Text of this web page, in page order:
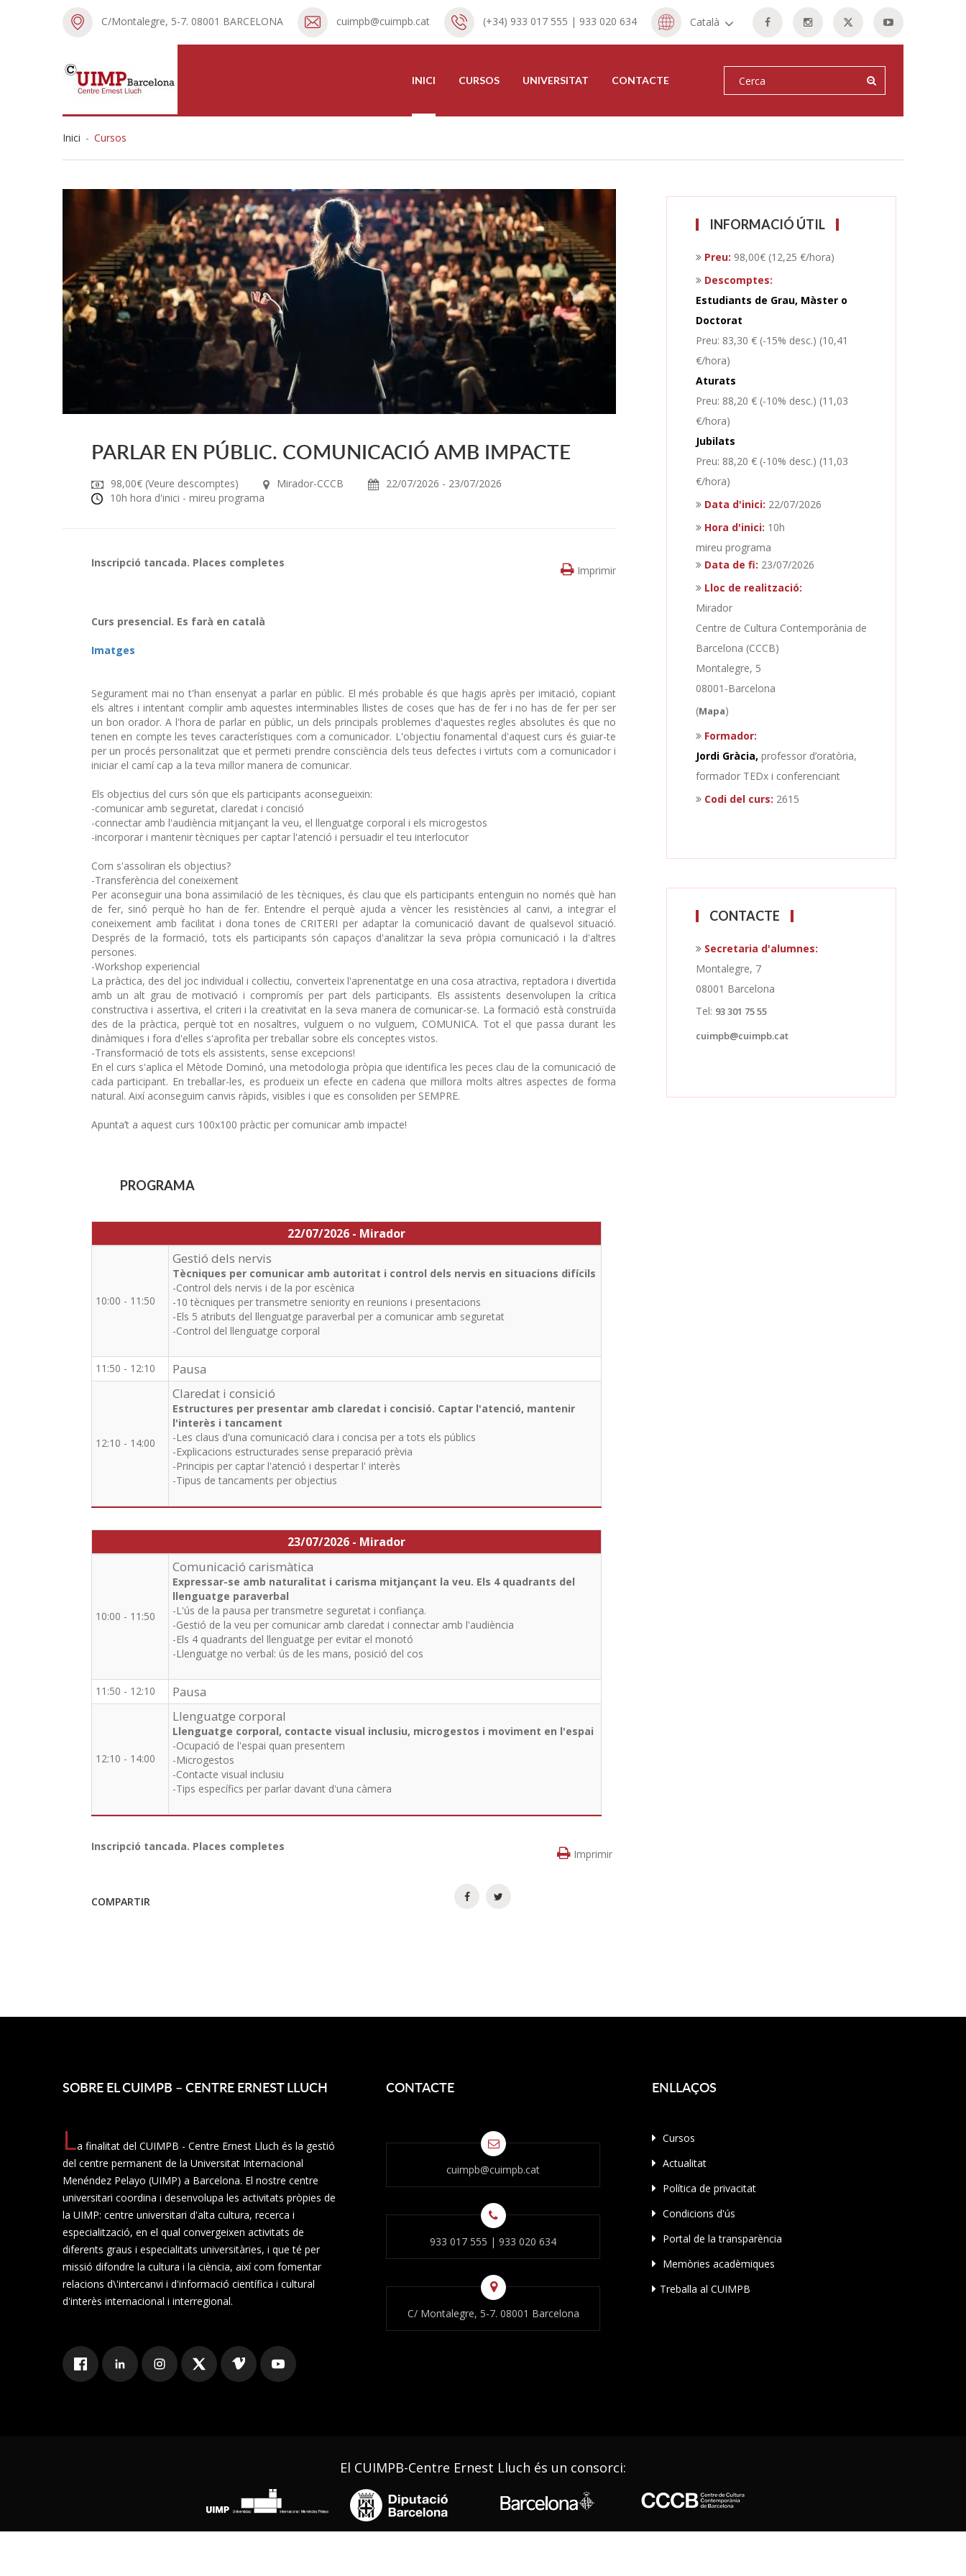
C/Montalegre, 5-7. 08001 BARCELONA cuimpb@cuimpb.cat (+34) 933 017 555 | 933 020 634 Català
INICI CURSOS UNIVERSITAT CONTACTE
Inici - Cursos
PARLAR EN PÚBLIC. COMUNICACIÓ AMB IMPACTE
98,00€ (Veure descomptes) Mirador-CCCB
22/07/2026 - 23/07/2026
10h hora d'inici - mireu programa
Inscripció tancada. Places completes
Imprimir
Curs presencial. Es farà en català
Imatges
Segurament mai no t'han ensenyat a parlar en públic. El més probable és que hagis après per imitació, copiant
els altres i intentant complir amb aquestes interminables llistes de coses que has de fer i no has de fer per ser
un bon orador. A l'hora de parlar en públic, un dels principals problemes d'aquestes regles absolutes és que no
tenen en compte les teves característiques com a comunicador. L'objectiu fonamental d'aquest curs és guiar-te
per un procés personalitzat que et permeti prendre consciència dels teus defectes i virtuts com a comunicador i
iniciar el camí cap a la teva millor manera de comunicar.
Els objectius del curs són que els participants aconsegueixin:
-comunicar amb seguretat, claredat i concisió
-connectar amb l'audiència mitjançant la veu, el llenguatge corporal i els microgestos
-incorporar i mantenir tècniques per captar l'atenció i persuadir el teu interlocutor
Com s'assoliran els objectius?
-Transferència del coneixement
Per aconseguir una bona assimilació de les tècniques, és clau que els participants entenguin no només què han
de fer, sinó perquè ho han de fer. Entendre el perquè ajuda a vèncer les resistències al canvi, a integrar el
coneixement amb facilitat i dona tones de CRITERI per adaptar la comunicació davant de qualsevol situació.
Després de la formació, tots els participants són capaços d'analitzar la seva pròpia comunicació i la d'altres
persones.
-Workshop experiencial
La pràctica, des del joc individual i col·lectiu, converteix l'aprenentatge en una cosa atractiva, reptadora i divertida
amb un alt grau de motivació i compromís per part dels participants. Els assistents desenvolupen la crítica
constructiva i assertiva, el criteri i la creativitat en la seva manera de comunicar-se. La formació està construïda
des de la pràctica, perquè tot en nosaltres, vulguem o no vulguem, COMUNICA. Tot el que passa durant les
dinàmiques i fora d'elles s'aprofita per treballar sobre els conceptes vistos.
-Transformació de tots els assistents, sense excepcions!
En el curs s'aplica el Mètode Dominó, una metodologia pròpia que identifica les peces clau de la comunicació de
cada participant. En treballar-les, es produeix un efecte en cadena que millora molts altres aspectes de forma
natural. Així aconseguim canvis ràpids, visibles i que es consoliden per SEMPRE.
Apunta’t a aquest curs 100x100 pràctic per comunicar amb impacte!
PROGRAMA
22/07/2026 - Mirador
10:00 - 11:50
Gestió dels nervis
Tècniques per comunicar amb autoritat i control dels nervis en situacions difícils
-Control dels nervis i de la por escènica
-10 tècniques per transmetre seniority en reunions i presentacions
-Els 5 atributs del llenguatge paraverbal per a comunicar amb seguretat
-Control del llenguatge corporal
11:50 - 12:10 Pausa
12:10 - 14:00
Claredat i consició
Estructures per presentar amb claredat i concisió. Captar l'atenció, mantenir
l'interès i tancament
-Les claus d'una comunicació clara i concisa per a tots els públics
-Explicacions estructurades sense preparació prèvia
-Principis per captar l'atenció i despertar l' interès
-Tipus de tancaments per objectius
23/07/2026 - Mirador
10:00 - 11:50
Comunicació carismàtica
Expressar-se amb naturalitat i carisma mitjançant la veu. Els 4 quadrants del
llenguatge paraverbal
-L'ús de la pausa per transmetre seguretat i confiança.
-Gestió de la veu per comunicar amb claredat i connectar amb l'audiència
-Els 4 quadrants del llenguatge per evitar el monotó
-Llenguatge no verbal: ús de les mans, posició del cos
11:50 - 12:10 Pausa
12:10 - 14:00
Llenguatge corporal
Llenguatge corporal, contacte visual inclusiu, microgestos i moviment en l'espai
-Ocupació de l'espai quan presentem
-Microgestos
-Contacte visual inclusiu
-Tips específics per parlar davant d'una càmera
Inscripció tancada. Places completes
Imprimir
COMPARTIR
INFORMACIÓ ÚTIL
Preu: 98,00€ (12,25 €/hora)
Descomptes:
Estudiants de Grau, Màster o
Doctorat
Preu: 83,30 € (-15% desc.) (10,41
€/hora)
Aturats
Preu: 88,20 € (-10% desc.) (11,03
€/hora)
Jubilats
Preu: 88,20 € (-10% desc.) (11,03
€/hora)
Data d'inici: 22/07/2026
Hora d'inici: 10h
mireu programa
Data de fi: 23/07/2026
Lloc de realització:
Mirador
Centre de Cultura Contemporània de
Barcelona (CCCB)
Montalegre, 5
08001-Barcelona
(Mapa)
Formador:
Jordi Gràcia, professor d’oratòria,
formador TEDx i conferenciant
Codi del curs: 2615
CONTACTE
Secretaria d'alumnes:
Montalegre, 7
08001 Barcelona
Tel: 93 301 75 55
cuimpb@cuimpb.cat
SOBRE EL CUIMPB – CENTRE ERNEST LLUCH
La finalitat del CUIMPB - Centre Ernest Lluch és la gestió
del centre permanent de la Universitat Internacional
Menéndez Pelayo (UIMP) a Barcelona. El nostre centre
universitari coordina i desenvolupa les activitats pròpies de
la UIMP: centre universitari d'alta cultura, recerca i
especialització, en el qual convergeixen activitats de
diferents graus i especialitats universitàries, i que té per
missió difondre la cultura i la ciència, així com fomentar
relacions d\'intercanvi i d'informació científica i cultural
d'interès internacional i interregional.
CONTACTE
cuimpb@cuimpb.cat
933 017 555 | 933 020 634
C/ Montalegre, 5-7. 08001 Barcelona
ENLLAÇOS
Cursos
Actualitat
Política de privacitat
Condicions d'ús
Portal de la transparència
Memòries acadèmiques
Treballa al CUIMPB
El CUIMPB-Centre Ernest Lluch és un consorci: